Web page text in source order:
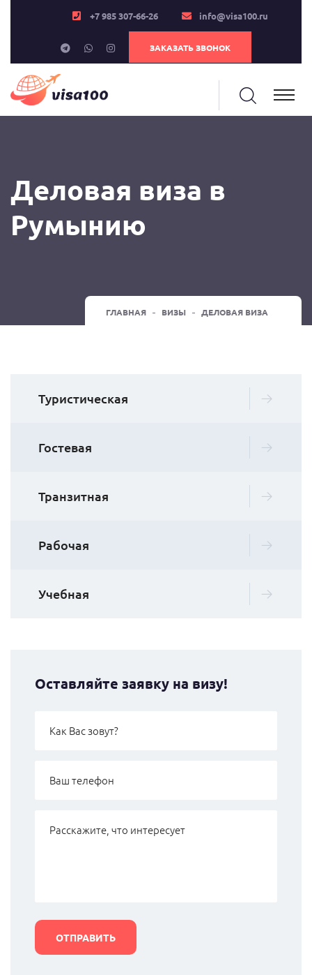
+7 985 307-66-26 info@visa100.ru
ЗАКАЗАТЬ ЗВОНОК
Деловая виза в
Румынию
ГЛАВНАЯ ВИЗЫ ДЕЛОВАЯ ВИЗА
Туристическая
Гостевая
Транзитная
Рабочая
Учебная
Оставляйте заявку на визу!